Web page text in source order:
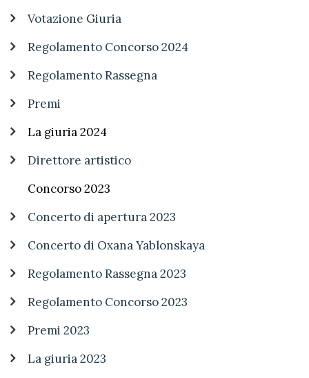
Votazione Giuria
Regolamento Concorso 2024
Regolamento Rassegna
Premi
La giuria 2024
Direttore artistico
Concorso 2023
Concerto di apertura 2023
Concerto di Oxana Yablonskaya
Regolamento Rassegna 2023
Regolamento Concorso 2023
Premi 2023
La giuria 2023